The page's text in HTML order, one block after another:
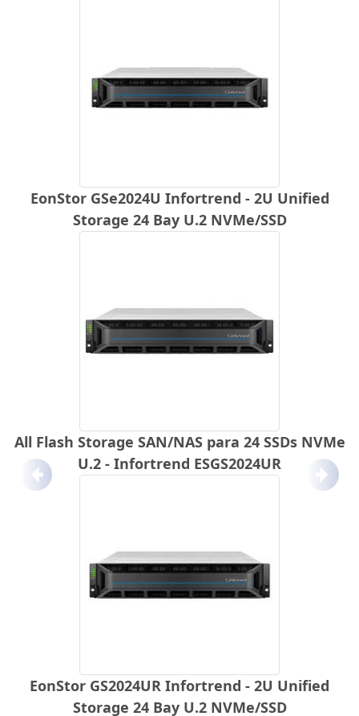
EonStor GSe2024U Infortrend - 2U Unified
Storage 24 Bay U.2 NVMe/SSD
All Flash Storage SAN/NAS para 24 SSDs NVMe
U.2 - Infortrend ESGS2024UR
EonStor GS2024UR Infortrend - 2U Unified
Storage 24 Bay U.2 NVMe/SSD
Anterior